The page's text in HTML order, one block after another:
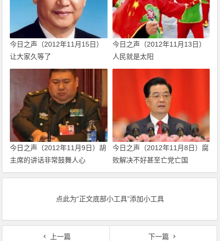
今日之声（2012年11月15日）
让大家久等了
今日之声（2012年11月13日）
人民就是太阳
今日之声（2012年11月9日）胡
主席的讲话非常鼓舞人心
今日之声（2012年11月8日）腐
败解决不好甚至亡党亡国
点此为“正文底部小工具”添加小工具
上一篇
下一篇